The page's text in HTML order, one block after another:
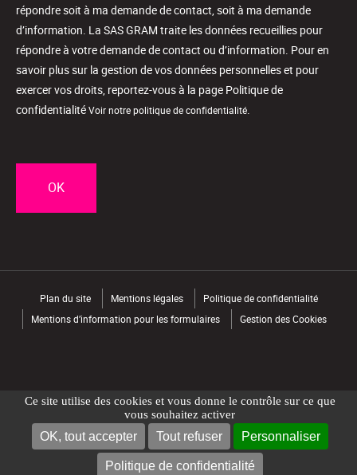
Ce site utilise des cookies et vous donne le contrôle sur ce que
vous souhaitez activer
OK, tout accepter Tout refuser Personnaliser
Politique de confidentialité
NOUS CONTACTER TROUVER UN MAGASIN
répondre soit à ma demande de contact, soit à ma demande
d’information. La SAS GRAM traite les données recueillies pour
répondre à votre demande de contact ou d’information. Pour en
savoir plus sur la gestion de vos données personnelles et pour
exercer vos droits, reportez-vous à la page Politique de
confidentialitéVoir notre politique de confidentialité.
Plan du site Mentions légales
Politique de confidentialité
Mentions d’information pour les formulaires
Gestion des Cookies